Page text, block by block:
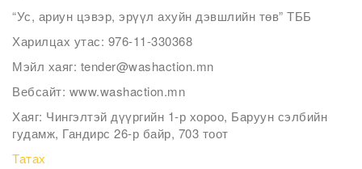
“Ус, ариун цэвэр, эрүүл ахуйн дэвшлийн төв” ТББ
Харилцах утас: 976-11-330368
Мэйл хаяг: tender@washaction.mn
Вебсайт: www.washaction.mn
Хаяг: Чингэлтэй дүүргийн 1-р хороо, Баруун сэлбийн
гудамж, Гандирс 26-р байр, 703 тоот
Татах